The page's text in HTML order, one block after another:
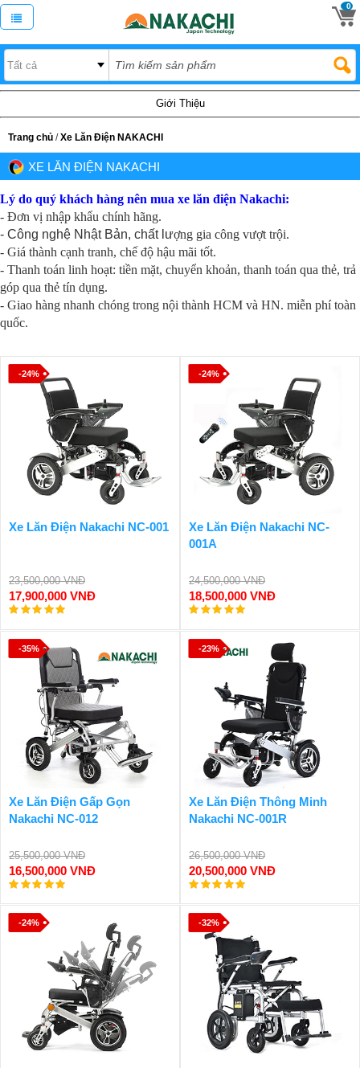
0
Giới Thiệu
Trang chủ /Xe Lăn Điện NAKACHI
XE LĂN ĐIỆN NAKACHI
Lý do quý khách hàng nên mua xe lăn điện Nakachi:
- Đơn vị nhập khẩu chính hãng.
- Công nghệ Nhật Bản, chất lượng gia công vượt trội.
- Giá thành cạnh tranh, chế độ hậu mãi tốt.
- Thanh toán linh hoạt: tiền mặt, chuyển khoản, thanh toán qua thẻ, trả
góp qua thẻ tín dụng.
- Giao hàng nhanh chóng trong nội thành HCM và HN. miễn phí toàn
quốc.
-24%
Xe Lăn Điện Nakachi NC-001
23,500,000 VNĐ
17,900,000 VNĐ
-24%
Xe Lăn Điện Nakachi NC-
001A
24,500,000 VNĐ
18,500,000 VNĐ
-35%
Xe Lăn Điện Gấp Gọn
Nakachi NC-012
25,500,000 VNĐ
16,500,000 VNĐ
-23%
Xe Lăn Điện Thông Minh
Nakachi NC-001R
26,500,000 VNĐ
20,500,000 VNĐ
-24% -32%